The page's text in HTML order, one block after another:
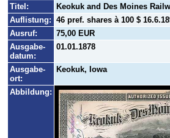
Titel:
Keokuk and Des Moines
Auflistung: 46 pref. shares à 100 $
Ausruf:
75,00 EUR
Ausgabe-
datum:
01.01.1878
Ausgabe-
ort:
Keokuk, Iowa
Abbildung: